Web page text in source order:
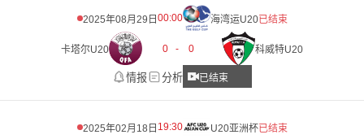
2025年08月29日 00:00 海湾运U20已结束
卡塔尔U20 0 - 0 科威特U20
情报 分析 已结束
2025年02月18日 19:30 U20亚洲杯已结束